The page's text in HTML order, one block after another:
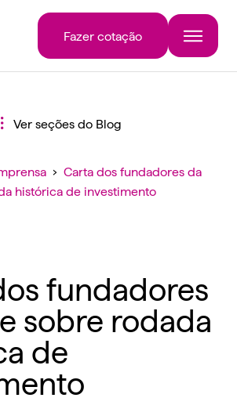
Fazer cotação
Ver seções do Blog
› Carta dos fundadores da
histórica de investimento
fundadores
sobre rodada
de